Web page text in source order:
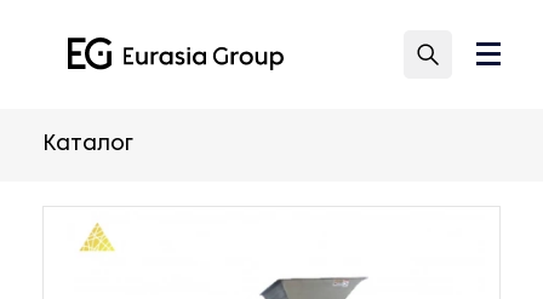
Каталог